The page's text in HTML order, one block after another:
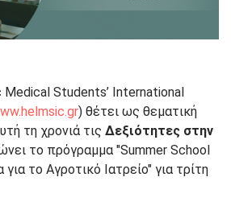
Students’ International
) θέτει ως θεματική
τη χρονιά τις Δεξιότητες στην
το πρόγραμμα "Summer School
το Αγροτικό Ιατρείο" για τρίτη